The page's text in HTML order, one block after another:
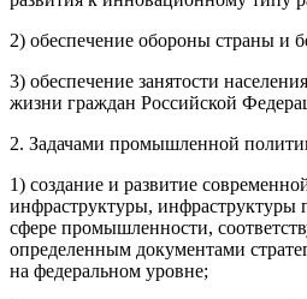
2) обеспечение обороны страны и
3) обеспечение занятости
жизни граждан Российской
2. Задачами промышленной
1) создание и развитие
инфраструктуры, инфраструктуры
сфере промышленности,
определенным документами
на федеральном уровне;